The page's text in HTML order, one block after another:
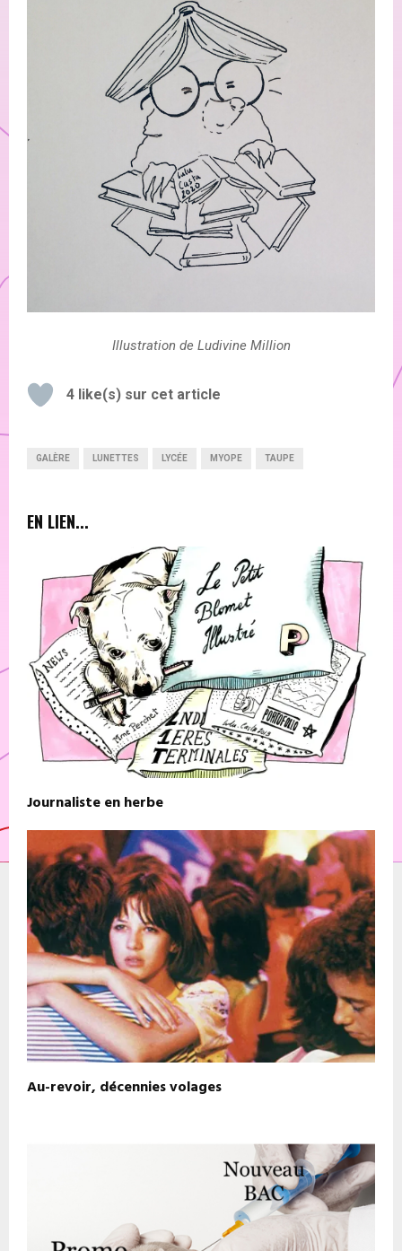
Illustration de Ludivine Million
4 like(s) sur cet article
GALÈRE LUNETTES LYCÉE MYOPE TAUPE
EN LIEN...
Journaliste en herbe
Au-revoir, décennies volages